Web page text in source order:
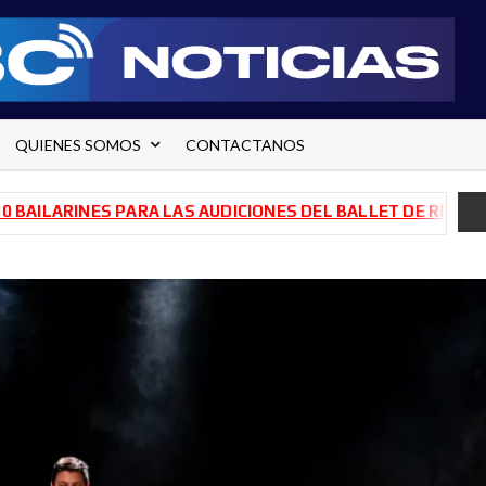
QUIENES SOMOS CONTACTANOS
LAS AUDICIONES DEL BALLET DE RÍO NEGRO